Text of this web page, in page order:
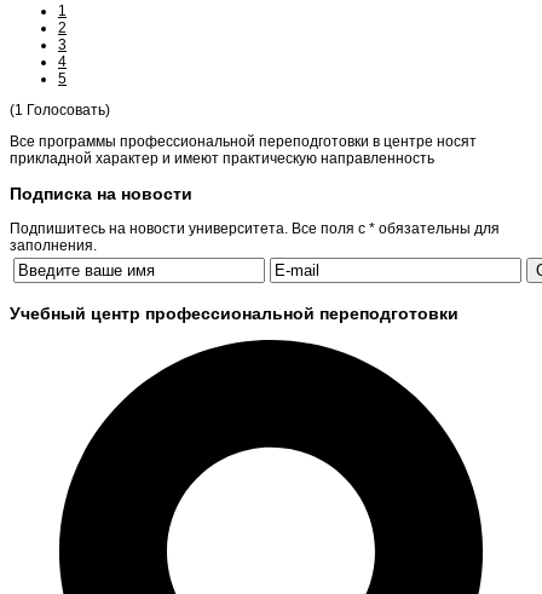
1
2
3
4
5
(1 Голосовать)
Все программы профессиональной переподготовки в центре носят
прикладной характер и имеют практическую направленность
Подписка на новости
Подпишитесь на новости университета. Все поля с * обязательны для
заполнения.
Учебный центр профессиональной переподготовки